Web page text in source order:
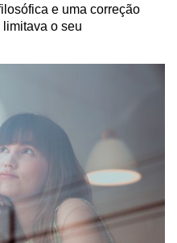
e uma correção
o seu